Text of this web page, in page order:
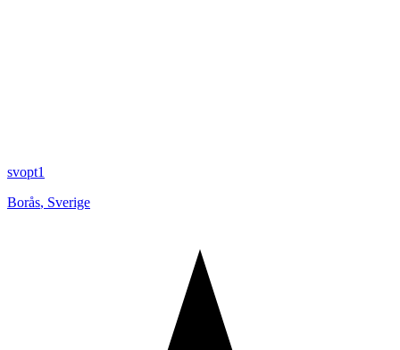
svopt1
Borås, Sverige